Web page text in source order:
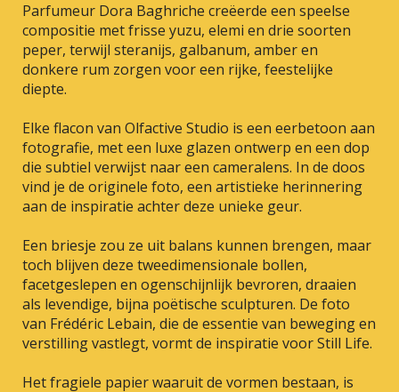
Parfumeur Dora Baghriche creëerde een speelse
compositie met frisse yuzu, elemi en drie soorten
peper, terwijl steranijs, galbanum, amber en
donkere rum zorgen voor een rijke, feestelijke
diepte.
Elke flacon van Olfactive Studio is een eerbetoon aan
fotografie, met een luxe glazen ontwerp en een dop
die subtiel verwijst naar een cameralens. In de doos
vind je de originele foto, een artistieke herinnering
aan de inspiratie achter deze unieke geur.
Een briesje zou ze uit balans kunnen brengen, maar
toch blijven deze tweedimensionale bollen,
facetgeslepen en ogenschijnlijk bevroren, draaien
als levendige, bijna poëtische sculpturen. De foto
van Frédéric Lebain, die de essentie van beweging en
verstilling vastlegt, vormt de inspiratie voor Still Life.
Het fragiele papier waaruit de vormen bestaan, is